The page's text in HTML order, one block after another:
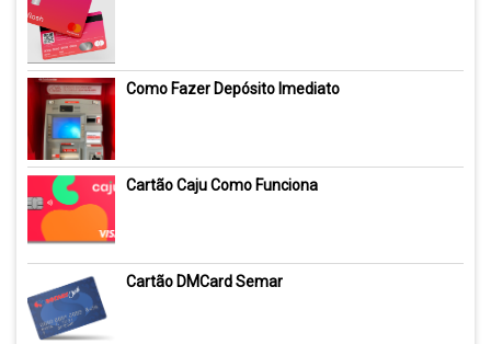
Como Fazer Depósito Imediato
Cartão Caju Como Funciona
Cartão DMCard Semar